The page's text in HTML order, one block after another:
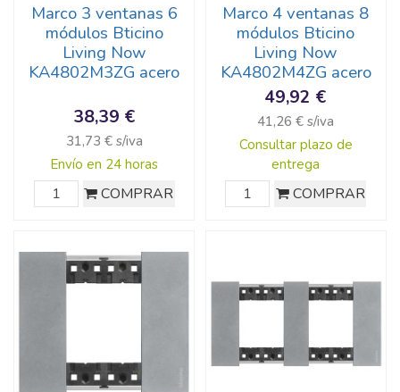
Marco 3 ventanas 6
módulos Bticino
Living Now
KA4802M3ZG acero
38,39 €
31,73 € s/iva
Envío en 24 horas
COMPRAR
Marco 4 ventanas 8
módulos Bticino
Living Now
KA4802M4ZG acero
49,92 €
41,26 € s/iva
Consultar plazo de
entrega
COMPRAR